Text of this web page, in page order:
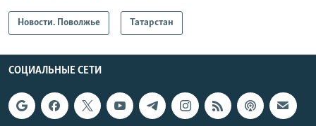
Новости. Поволжье Татарстан
СОЦИАЛЬНЫЕ СЕТИ